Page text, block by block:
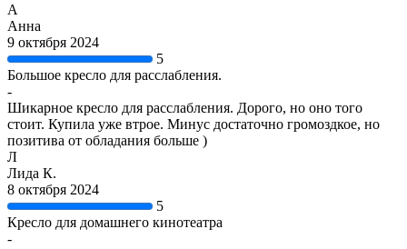
А
Анна
9 октября 2024
5
Большое кресло для расслабления.
-
Шикарное кресло для расслабления. Дорого, но оно того
стоит. Купила уже втрое. Минус достаточно громоздкое, но
позитива от обладания больше )
Л
Лида К.
8 октября 2024
5
Кресло для домашнего кинотеатра
-